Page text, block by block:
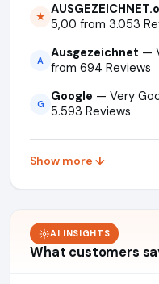
★ 5,00 from 3.053
A Ausgezeichnet —
from 694 Reviews
G Google — Very
5.593 Reviews
Show more ↓
AI INSIGHTS
What customers